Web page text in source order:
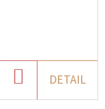
KOŠÍKU
DETAIL